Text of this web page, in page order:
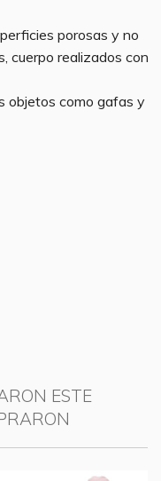
porosas y no
cuerpo realizados con
objetos como gafas y
ESTE